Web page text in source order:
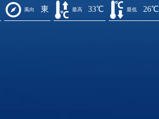
風向 東 最高 33℃ 最低 26℃